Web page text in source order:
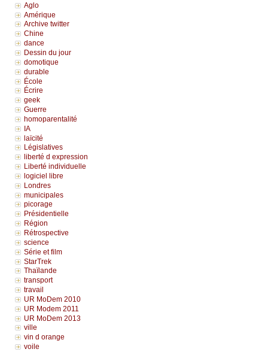
Aglo
Amérique
Archive twitter
Chine
dance
Dessin du jour
domotique
durable
École
Écrire
geek
Guerre
homoparentalité
IA
laïcité
Législatives
liberté d expression
Liberté individuelle
logiciel libre
Londres
municipales
picorage
Présidentielle
Région
Rétrospective
science
Série et film
StarTrek
Thaïlande
transport
travail
UR MoDem 2010
UR Modem 2011
UR MoDem 2013
ville
vin d orange
voile